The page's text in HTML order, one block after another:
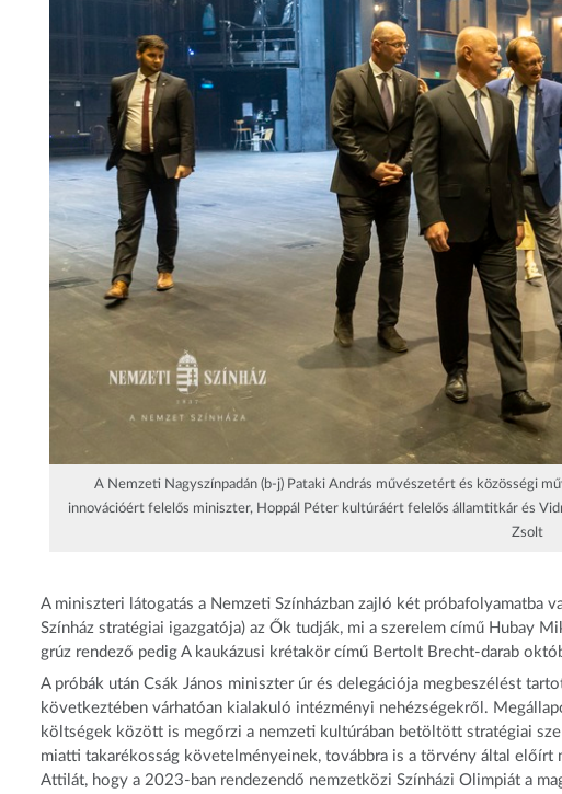
A Nemzeti Nagyszínpadán (b-j) Pataki András művészetért és közösségi
innovációért felelős miniszter, Hoppál Péter kultúráért felelős államtitkár és
Zsolt
A miniszteri látogatás a Nemzeti Színházban zajló két
Színház stratégiai igazgatója) az Ők tudják, mi a szerelem című Hubay
grúz rendező pedig A kaukázusi krétakör című Bertolt Brecht-darab
A próbák után Csák János miniszter úr és delegációja megbeszélést
következtében várhatóan kialakuló intézményi nehézségekről.
költségek között is megőrzi a nemzeti kultúrában betöltött stratégiai
miatti takarékosság követelményeinek, továbbra is a törvény által
Attilát, hogy a 2023-ban rendezendő nemzetközi Színházi Olimpiát a